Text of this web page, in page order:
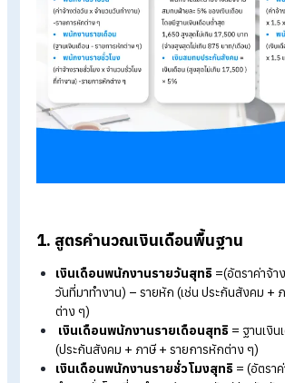
HR มือใหม่ต้องรู้! รวมสู
ที่ใช้งานจริง
รวมสูตรคำนวณพื้นฐานที่ HR ควรรู้ เพราะสู
ทำงานประจำ มีดังนี้